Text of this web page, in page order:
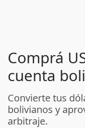
Comprá
cuenta
Convierte tus
bolivianos y
arbitraje.